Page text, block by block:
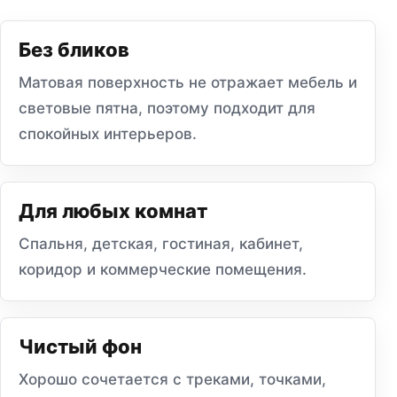
Без бликов
Матовая поверхность не отражает мебель и
световые пятна, поэтому подходит для
спокойных интерьеров.
Для любых комнат
Спальня, детская, гостиная, кабинет,
коридор и коммерческие помещения.
Чистый фон
Хорошо сочетается с треками, точками,